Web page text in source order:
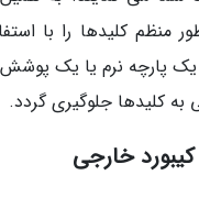
منظم کلیدها را با
پارچه نرم یا یک پوشش
به کلیدها جلوگیری گردد.